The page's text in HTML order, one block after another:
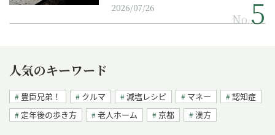
2026/07/26
No.
人気のキーワード
豊臣兄弟！ クルマ 減塩レシピ マネー
認知症
定年後の歩き方
老人ホーム 京都 漢方